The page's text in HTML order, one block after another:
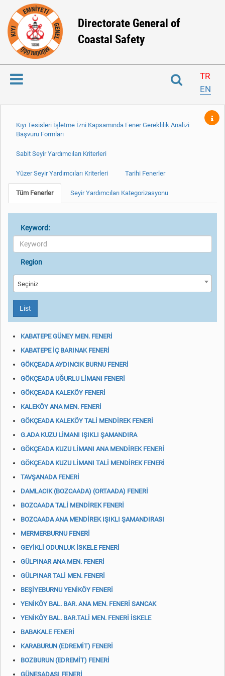
Directorate General of
Coastal Safety
TR
EN
Kıyı Tesisleri İşletme İzni Kapsamında Fener Gereklilik Analizi
Başvuru Formları
Sabit Seyir Yardımcıları Kriterleri
Yüzer Seyir Yardımcıları Kriterleri Tarihi Fenerler
Tüm Fenerler Seyir Yardımcıları Kategorizasyonu
Keyword:
Region
Seçiniz
List
KABATEPE GÜNEY MEN. FENERİ
KABATEPE İÇ BARINAK FENERİ
GÖKÇEADA AYDINCIK BURNU FENERİ
GÖKÇEADA UĞURLU LİMANI FENERİ
GÖKÇEADA KALEKÖY FENERİ
KALEKÖY ANA MEN. FENERİ
GÖKÇEADA KALEKÖY TALİ MENDİREK FENERİ
G.ADA KUZU LİMANI IŞIKLI ŞAMANDIRA
GÖKÇEADA KUZU LİMANI ANA MENDİREK FENERİ
GÖKÇEADA KUZU LİMANI TALİ MENDİREK FENERİ
TAVŞANADA FENERİ
DAMLACIK (BOZCAADA) (ORTAADA) FENERİ
BOZCAADA TALİ MENDİREK FENERİ
BOZCAADA ANA MENDİREK IŞIKLI ŞAMANDIRASI
MERMERBURNU FENERİ
GEYİKLİ ODUNLUK İSKELE FENERİ
GÜLPINAR ANA MEN. FENERİ
GÜLPINAR TALİ MEN. FENERİ
BEŞİYEBURNU YENİKÖY FENERİ
YENİKÖY BAL. BAR. ANA MEN. FENERİ SANCAK
YENİKÖY BAL. BAR.TALİ MEN. FENERİ İSKELE
BABAKALE FENERİ
KARABURUN (EDREMİT) FENERİ
BOZBURUN (EDREMİT) FENERİ
GÜNEŞADASI FENERİ